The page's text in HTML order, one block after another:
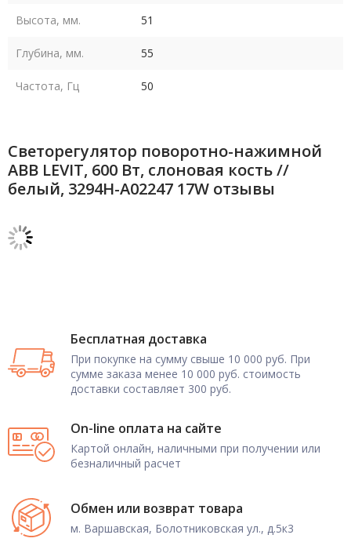
Высота, мм. 51
Глубина, мм. 55
Частота, Гц 50
Светорегулятор поворотно-нажимной
ABB LEVIT, 600 Вт, слоновая кость //
белый, 3294H-A02247 17W отзывы
Бесплатная доставка
При покупке на сумму свыше 10 000 руб. При
сумме заказа менее 10 000 руб. стоимость
доставки составляет 300 руб.
On-line оплата на сайте
Картой онлайн, наличными при получении или
безналичный расчет
Обмен или возврат товара
м. Варшавская, Болотниковская ул., д.5к3